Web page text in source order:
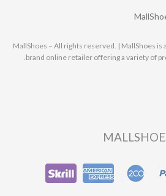
© 2025 MallShoes – All rights reserved. |
brand online retailer offering a variety of